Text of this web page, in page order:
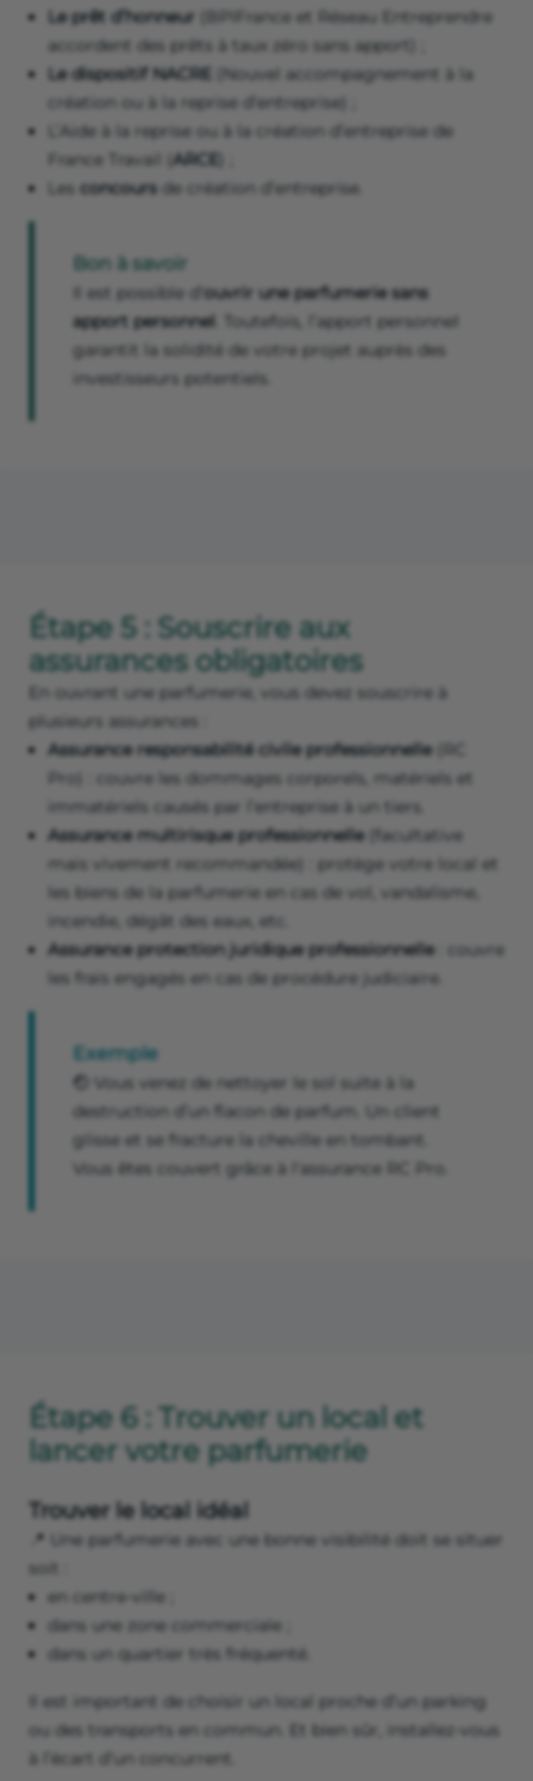
Le prêt d’honneur (BPIFrance et Réseau Entreprendre
accordent des prêts à taux zéro sans apport) ;
Le dispositif NACRE
(Nouvel accompagnement à la
création ou à la reprise d’entreprise) ;
L’Aide à la reprise ou à la création d’entreprise de
France Travail (ARCE
Les concours de création d’entreprise.
Bon à savoir
Il est possible d’ ouvrir une parfumerie sans
apport personnel . Toutefois, l’apport personnel
garantit la solidité de votre projet auprès des
investisseurs potentiels.
Étape 5 : Souscrire aux
assurances obligatoires
En ouvrant une parfumerie, vous devez souscrire à
plusieurs assurances :
Assurance responsabilité civile professionnelle(RC
Pro) : couvre les dommages corporels, matériels et
immatériels causés par l’entreprise à un tiers.
Assurance multirisque professionnelle(facultative
mais vivement recommandée) : protège votre local et
les biens de la parfumerie en cas de vol, vandalisme,
incendie, dégât des eaux, etc.
Assurance protection juridique professionnelle: couvre
les frais engagés en cas de procédure judiciaire.
Exemple
🤕 Vous venez de nettoyer le sol suite à la
destruction d’un flacon de parfum. Un client
glisse et se fracture la cheville en tombant.
Vous êtes couvert grâce à l'assurance RC Pro.
Étape 6 : Trouver un local et
lancer votre parfumerie
Trouver le local idéal
📍 Une parfumerie avec une bonne visibilité doit se situer
soit :
en centre-ville ;
dans une zone commerciale ;
dans un quartier très fréquenté.
Il est important de choisir un local proche d’un parking
ou des transports en commun. Et bien sûr, installez-vous
à l’écart d’un concurrent.